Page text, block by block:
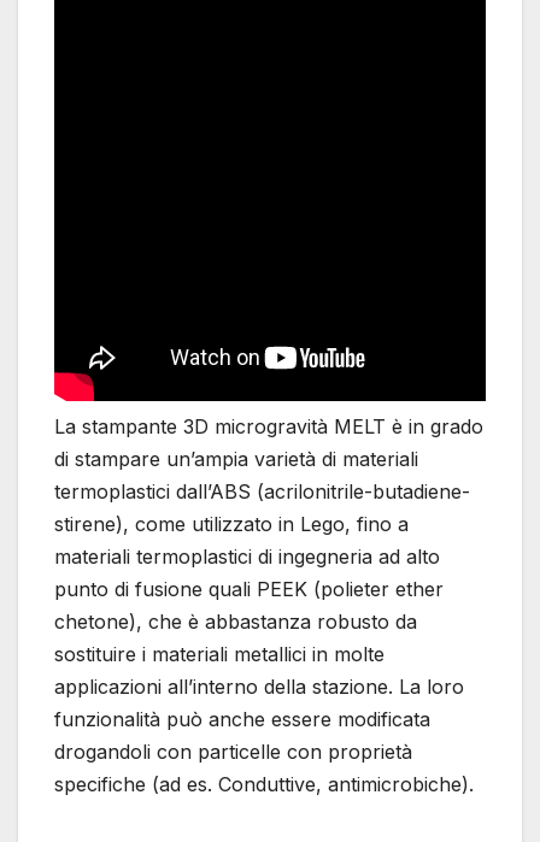
La stampante 3D microgravità MELT è in grado
di stampare un’ampia varietà di materiali
termoplastici dall’ABS (acrilonitrile-butadiene-
stirene), come utilizzato in Lego, fino a
materiali termoplastici di ingegneria ad alto
punto di fusione quali PEEK (polieter ether
chetone), che è abbastanza robusto da
sostituire i materiali metallici in molte
applicazioni all’interno della stazione. La loro
funzionalità può anche essere modificata
drogandoli con particelle con proprietà
specifiche (ad es. Conduttive, antimicrobiche).